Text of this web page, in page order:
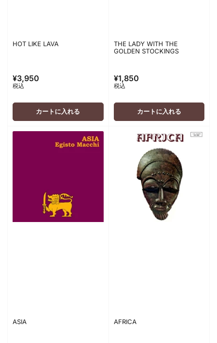
HOT LIKE LAVA
通
常
価
¥3,950
税込
カートに入れる
THE LADY WITH THE
GOLDEN STOCKINGS
通
常
価
¥1,850
税込
カートに入れる
ASIA AFRICA